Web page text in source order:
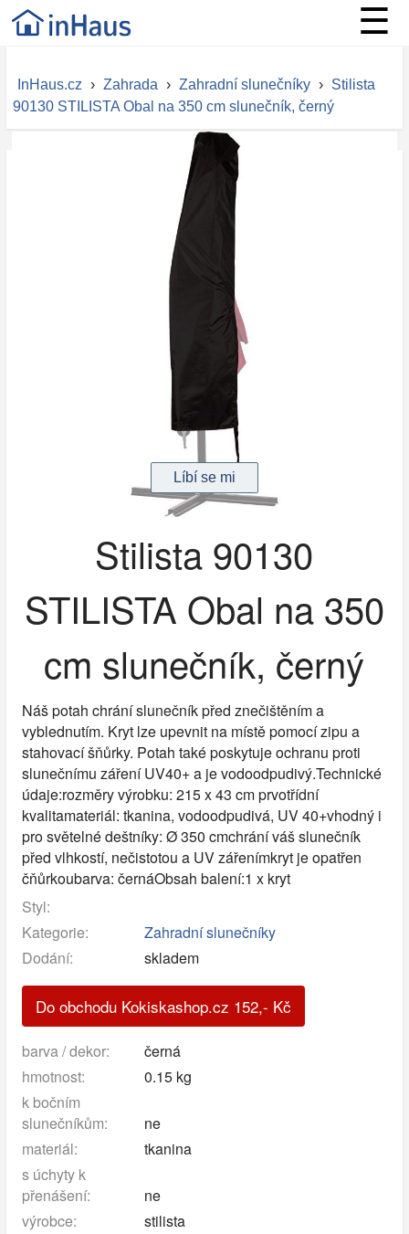
☰
InHaus.cz › Zahrada › Zahradní slunečníky › Stilista
90130 STILISTA Obal na 350 cm slunečník, černý
Stilista 90130
STILISTA Obal na 350
cm slunečník, černý
Náš potah chrání slunečník před znečištěním a
vyblednutím. Kryt lze upevnit na místě pomocí zipu a
stahovací šňůrky. Potah také poskytuje ochranu proti
slunečnímu záření UV40+ a je vodoodpudivý.Technické
údaje:rozměry výrobku: 215 x 43 cm prvotřídní
kvalitamateriál: tkanina, vodoodpudivá, UV 40+vhodný i
pro světelné deštníky: Ø 350 cmchrání váš slunečník
před vlhkostí, nečistotou a UV zářenímkryt je opatřen
čňůrkoubarva: černáObsah balení:1 x kryt
Styl:
Kategorie:
Zahradní slunečníky
Dodání:
skladem
Do obchodu Kokiskashop.cz 152,- Kč
barva / dekor:
černá
hmotnost:
0.15 kg
k bočním
slunečníkům:
ne
materiál:
tkanina
s úchyty k
přenášení:
ne
výrobce:
stilista